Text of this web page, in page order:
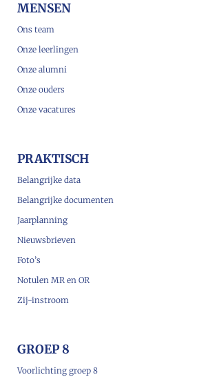
MENSEN
Ons team
Onze leerlingen
Onze alumni
Onze ouders
Onze vacatures
PRAKTISCH
Belangrijke data
Belangrijke documenten
Jaarplanning
Nieuwsbrieven
Foto’s
Notulen MR en OR
Zij-instroom
GROEP 8
Voorlichting groep 8